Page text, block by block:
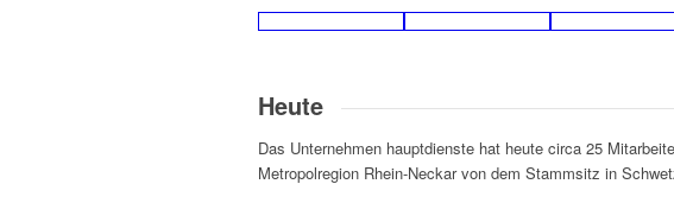
Heute
Das Unternehmen hauptdienste hat heute circa 25
Metropolregion Rhein-Neckar von dem Stammsitz in